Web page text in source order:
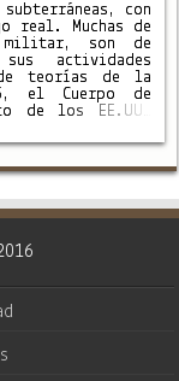
con
real. Muchas de
militar, son de
sus actividades
teorías de la
el Cuerpo de
de los EE.UU.
para su …